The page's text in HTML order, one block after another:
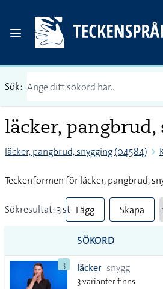
Sök:
läcker, pangbrud,
läcker, pangbrud, snygging (04584)
Teckenformen för läcker, pangbrud,
Sökresultat: 3 st Lägg
till
alla i
lista
Skapa
SÖKORD
3 läcker snygg
3 varianter finns